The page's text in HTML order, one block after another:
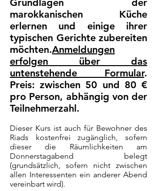
Grundlagen der
marokkanischen Küche
erlernen und einige ihrer
typischen Gerichte zubereiten
möchten.Anmeldungen
erfolgen über das
untenstehende Formular.
Preis: zwischen 50 und 80 €
pro Person, abhängig von der
Teilnehmerzahl.
Dieser Kurs ist auch für Bewohner des
Riads kostenfrei zugänglich, sofern
dieser die Räumlichkeiten am
Donnerstagabend belegt
(grundsätzlich, sofern nicht zwischen
allen Interessenten ein anderer Abend
vereinbart wird).